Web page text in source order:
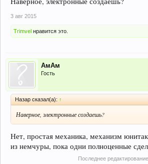
3 авг 2015
Trimvel нравится это.
АмАм
Гость
Назар сказал(а): ↑
Наверное, электронные создаешь?
Нет, простая механика, механизм
из немчуры, пока одни полноценные
Последнее